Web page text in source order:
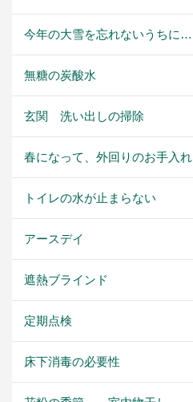
今年の大雪を忘れないうちに…
無糖の炭酸水
玄関 洗い出しの掃除
春になって、外回りのお手入れ
トイレの水が止まらない
アースデイ
遮熱ブラインド
定期点検
床下消毒の必要性